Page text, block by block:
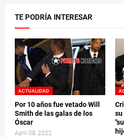
TE PODRÍA INTERESAR
ACTUALIDAD
Por 10 años fue vetado Will
Smith de las galas de los
Óscar
April 08, 2022
su